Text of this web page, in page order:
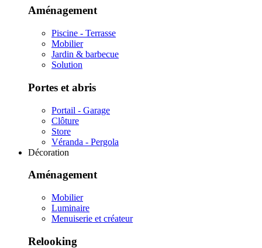
Aménagement
Piscine - Terrasse
Mobilier
Jardin & barbecue
Solution
Portes et abris
Portail - Garage
Clôture
Store
Véranda - Pergola
Décoration
Aménagement
Mobilier
Luminaire
Menuiserie et créateur
Relooking